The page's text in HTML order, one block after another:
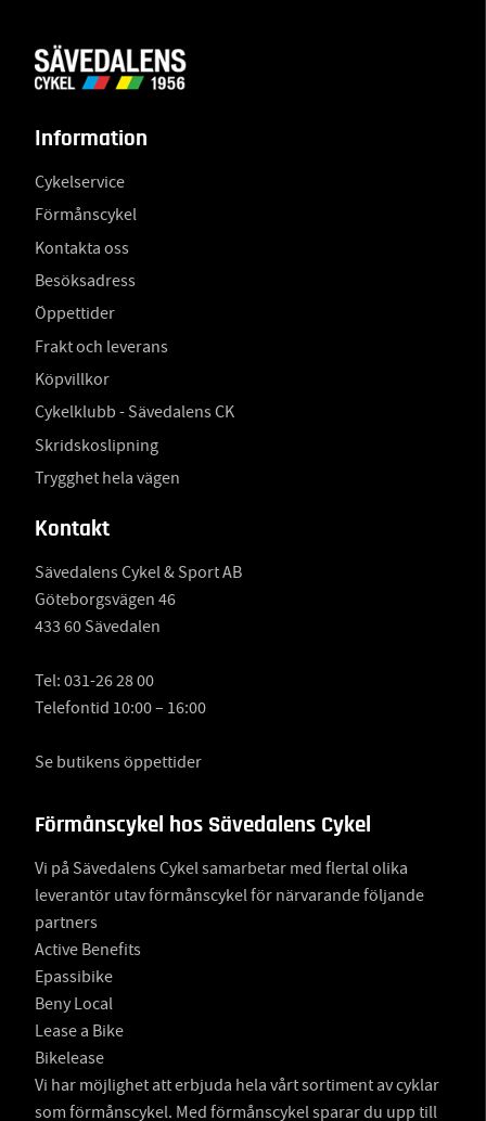
Information
Cykelservice
Förmånscykel
Kontakta oss
Besöksadress
Öppettider
Frakt och leverans
Köpvillkor
Cykelklubb - Sävedalens CK
Skridskoslipning
Trygghet hela vägen
Kontakt
Sävedalens Cykel & Sport AB
Göteborgsvägen 46
433 60 Sävedalen
Tel: 031-26 28 00
Telefontid 10:00 – 16:00
Se butikens öppettider
Förmånscykel hos Sävedalens Cykel
Vi på Sävedalens Cykel samarbetar med flertal olika
leverantör utav förmånscykel för närvarande följande
partners
Active Benefits
Epassibike
Beny Local
Lease a Bike
Bikelease
Vi har möjlighet att erbjuda hela vårt sortiment av cyklar
som förmånscykel. Med förmånscykel sparar du upp till